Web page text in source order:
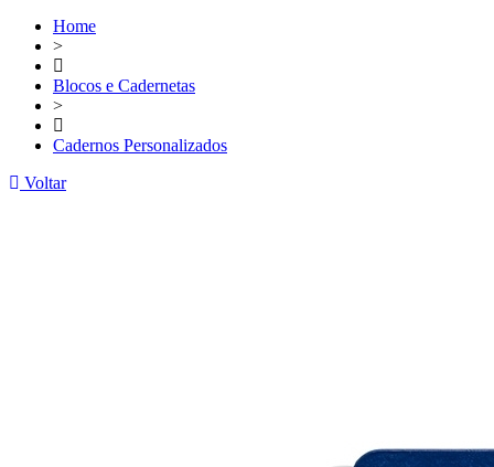
Home
>
Blocos e Cadernetas
>
Cadernos Personalizados
Voltar